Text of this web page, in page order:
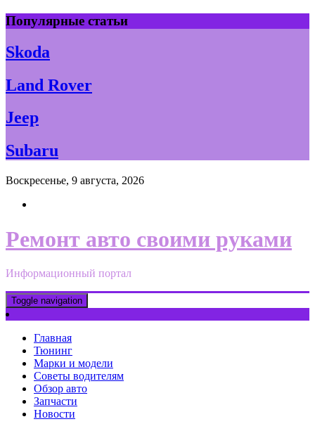
Skip
to
content
Популярные статьи
Skoda
Land Rover
Jeep
Subaru
Воскресенье, 9 августа, 2026
Ремонт авто своими руками
Информационный портал
Toggle navigation
Главная
Тюнинг
Марки и модели
Советы водителям
Обзор авто
Запчасти
Новости